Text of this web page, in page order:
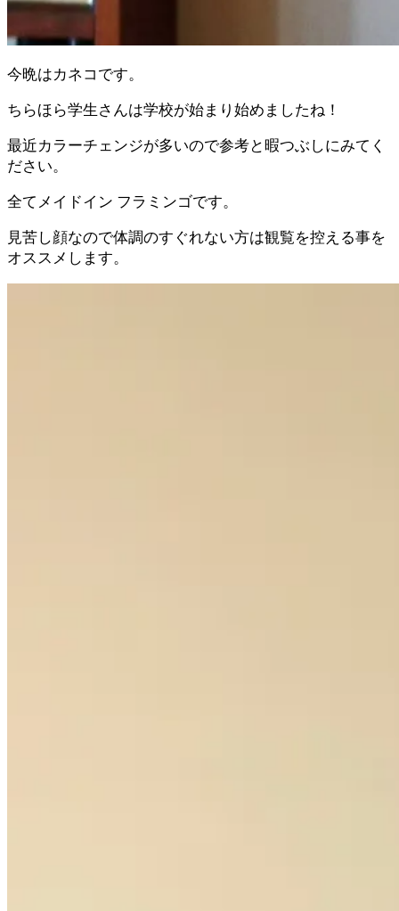
今晩はカネコです。
ちらほら学生さんは学校が始まり始めましたね！
最近カラーチェンジが多いので参考と暇つぶしにみてく
ださい。
全てメイドイン フラミンゴです。
見苦し顔なので体調のすぐれない方は観覧を控える事を
オススメします。